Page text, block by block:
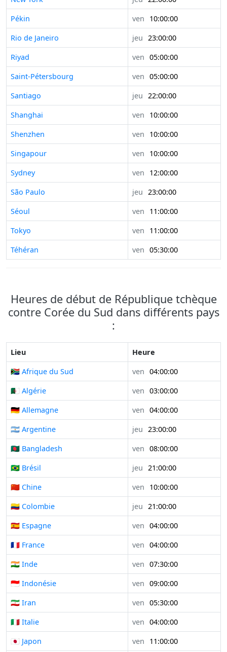
Pékin
ven
10:00:00
Rio de Janeiro
jeu 23:00:00
Riyad
ven 05:00:00
Saint-Pétersbourg
ven 05:00:00
Santiago
jeu 22:00:00
Shanghai
ven
10:00:00
Shenzhen
ven
10:00:00
Singapour
ven
10:00:00
Sydney
ven
12:00:00
São Paulo
jeu 23:00:00
Séoul
ven
11:00:00
Tokyo
ven
11:00:00
Téhéran
ven 05:30:00
Heures de début de République tchèque
contre Corée du Sud dans différents pays
:
Lieu
Heure
🇿🇦 Afrique du Sud
ven 04:00:00
🇩🇿 Algérie
ven 03:00:00
🇩🇪 Allemagne
ven 04:00:00
🇦🇷 Argentine
jeu 23:00:00
🇧🇩 Bangladesh
ven 08:00:00
🇧🇷 Brésil
jeu 21:00:00
🇨🇳 Chine
ven
10:00:00
🇨🇴 Colombie
jeu 21:00:00
🇪🇸 Espagne
ven 04:00:00
🇫🇷 France
ven 04:00:00
🇮🇳 Inde
ven 07:30:00
🇮🇩 Indonésie
ven 09:00:00
🇮🇷 Iran
ven 05:30:00
🇮🇹 Italie
ven 04:00:00
🇯🇵 Japon
ven
11:00:00